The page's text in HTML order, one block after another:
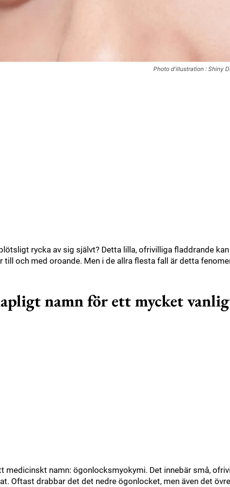
Photo d'illustration : Shiny
rycka av sig självt? Detta lilla, ofrivilliga fladdrande
till och med oroande. Men i de allra flesta fall är detta
namn för ett mycket
medicinskt namn: ögonlocksmyokymi. Det innebär små,
Oftast drabbar det det nedre ögonlocket, men även det